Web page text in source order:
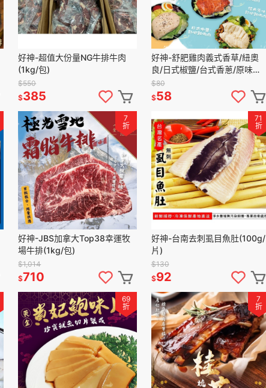
好神-超值大份量NG牛排牛肉
(1kg/包)
$550
$385
好神-舒肥雞肉義式香草/紐奧
良/日式椒鹽/台式香蔥/原味
(100g/包)
$80
$58
7
折
好神-JBS加拿大Top38幸運牧
場牛排(1kg/包)
$1,014
$710
71
折
好神-台南去刺虱目魚肚(100g/
片)
$130
$92
69
折
7
折